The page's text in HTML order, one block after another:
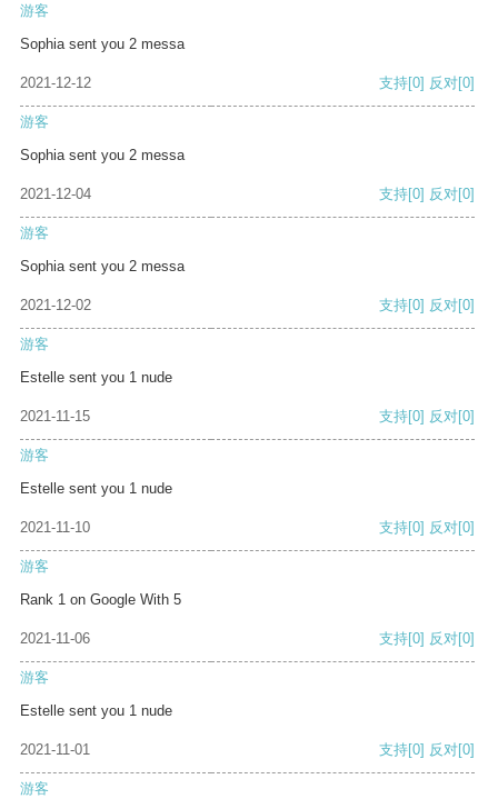
游客
Sophia sent you 2 messa
2021-12-12 支持[0] 反对[0]
游客
Sophia sent you 2 messa
2021-12-04 支持[0] 反对[0]
游客
Sophia sent you 2 messa
2021-12-02 支持[0] 反对[0]
游客
Estelle sent you 1 nude
2021-11-15 支持[0] 反对[0]
游客
Estelle sent you 1 nude
2021-11-10 支持[0] 反对[0]
游客
Rank 1 on Google With 5
2021-11-06 支持[0] 反对[0]
游客
Estelle sent you 1 nude
2021-11-01 支持[0] 反对[0]
游客